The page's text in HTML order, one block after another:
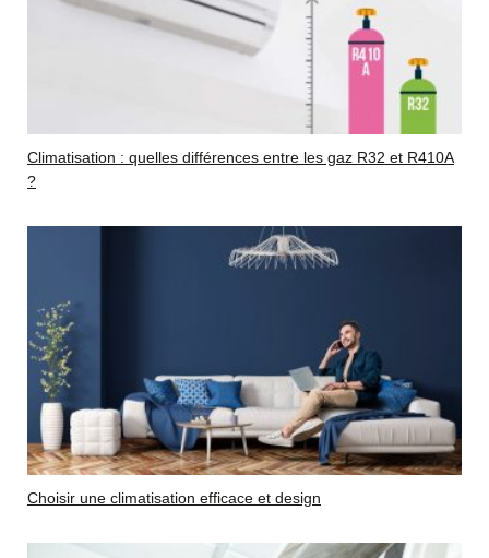
Climatisation : quelles différences entre les gaz R32 et R410A
?
Choisir une climatisation efficace et design